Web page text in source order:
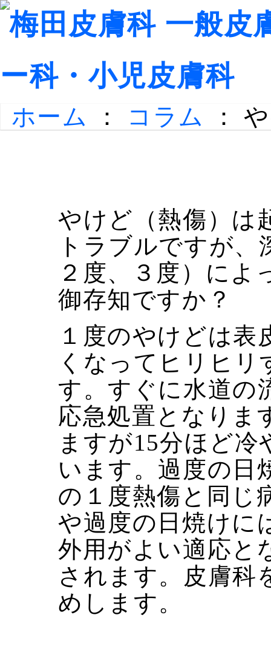
ホーム ： コラム ：
やけど（熱傷）は
トラブルですが
２度、３度）によ
御存知ですか？
１度のやけどは表
くなってヒリヒ
す。すぐに水道の
応急処置となりま
ますが15分ほど
います。過度の日
の１度熱傷と同じ
や過度の日焼けに
外用がよい適応と
されます。皮膚科
めします。